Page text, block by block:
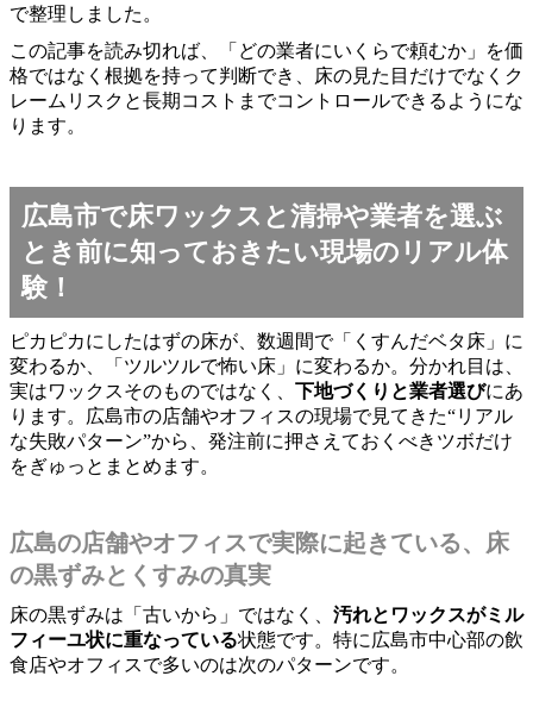
で整理しました。
この記事を読み切れば、「どの業者にいくらで頼むか」を価
格ではなく根拠を持って判断でき、床の見た目だけでなくク
レームリスクと長期コストまでコントロールできるようにな
ります。
広島市で床ワックスと清掃や業者を選ぶ
とき前に知っておきたい現場のリアル体
験！
ピカピカにしたはずの床が、数週間で「くすんだベタ床」に
変わるか、「ツルツルで怖い床」に変わるか。分かれ目は、
実はワックスそのものではなく、 下地づくりと業者選びにあ
ります。広島市の店舗やオフィスの現場で見てきた“リアル
な失敗パターン”から、発注前に押さえておくべきツボだけ
をぎゅっとまとめます。
広島の店舗やオフィスで実際に起きている、床
の黒ずみとくすみの真実
床の黒ずみは「古いから」ではなく、 汚れとワックスがミル
フィーユ状に重なっている状態です。特に広島市中心部の飲
食店やオフィスで多いのは次のパターンです。